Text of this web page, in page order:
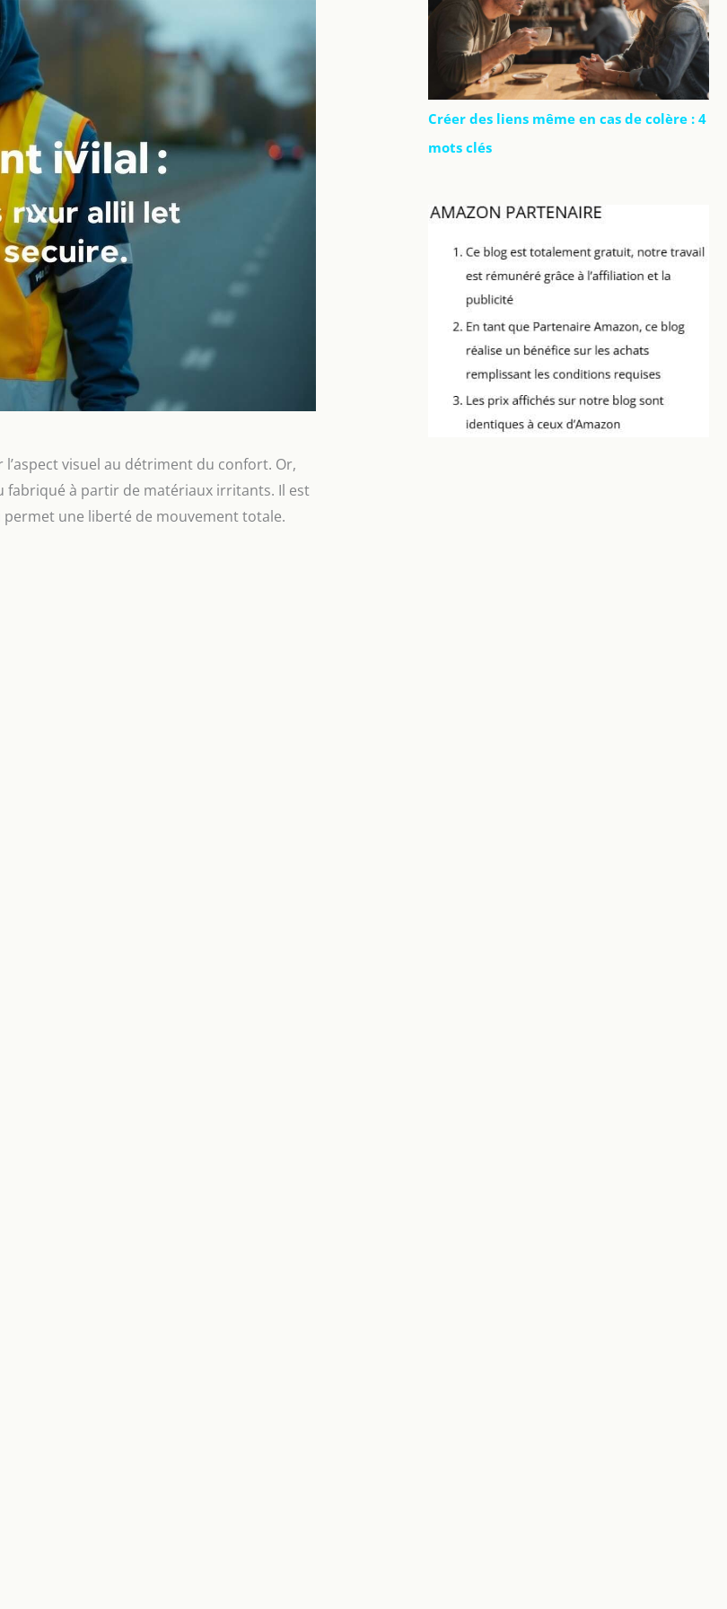
visuel au détriment du confort. Or,
fabriqué à partir de matériaux irritants. Il est
permet une liberté de mouvement totale.
Créer des liens même en cas de colère : 4
mots clés